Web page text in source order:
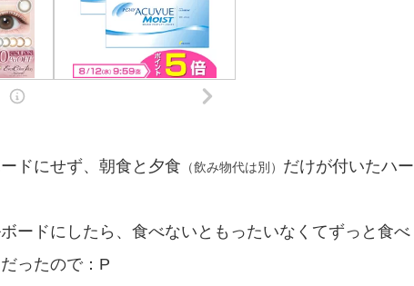
ドにせず、朝食と夕食 （飲み物代は別） だけが付いたハー
ードにしたら、食べないともったいなくてずっと食べ
ったので：P